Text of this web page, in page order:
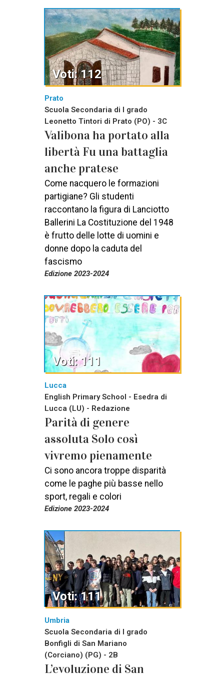
Prato
Scuola Secondaria di I grado
Leonetto Tintori di Prato (PO) - 3C
Valibona ha portato alla
libertà Fu una battaglia
anche pratese
Come nacquero le formazioni
partigiane? Gli studenti
raccontano la figura di Lanciotto
Ballerini La Costituzione del 1948
è frutto delle lotte di uomini e
donne dopo la caduta del
fascismo
Edizione 2023-2024
Voti: 112
Lucca
English Primary School - Esedra di
Lucca (LU) - Redazione
Parità di genere
assoluta Solo così
vivremo pienamente
Ci sono ancora troppe disparità
come le paghe più basse nello
sport, regali e colori
Edizione 2023-2024
Voti: 111
Umbria
Scuola Secondaria di I grado
Bonfigli di San Mariano
(Corciano) (PG) - 2B
L’evoluzione di San
Voti: 111